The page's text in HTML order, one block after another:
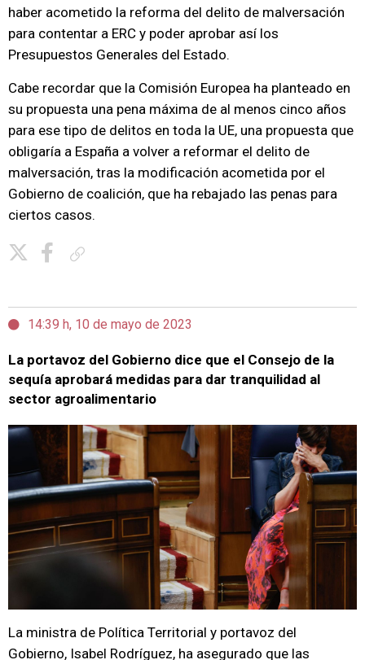
haber acometido la reforma del delito de malversación
para contentar a ERC y poder aprobar así los
Presupuestos Generales del Estado.
Cabe recordar que la Comisión Europea ha planteado en
su propuesta una pena máxima de al menos cinco años
para ese tipo de delitos en toda la UE, una propuesta que
obligaría a España a volver a reformar el delito de
malversación, tras la modificación acometida por el
Gobierno de coalición, que ha rebajado las penas para
ciertos casos.
14:39 h, 10 de mayo de 2023
La portavoz del Gobierno dice que el Consejo de la
sequía aprobará medidas para dar tranquilidad al
sector agroalimentario
La ministra de Política Territorial y portavoz del
Gobierno, Isabel Rodríguez, ha asegurado que las